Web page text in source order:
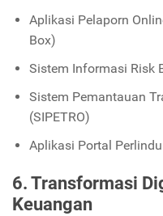
Aplikasi Pelaporn
Box)
Sistem Informasi Risk
Sistem Pemantauan
(SIPETRO)
Aplikasi Portal
6. Transformasi
Keuangan